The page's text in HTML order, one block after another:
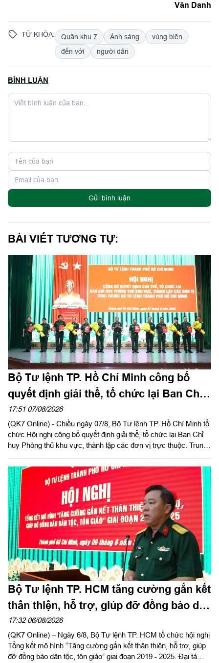
Văn Danh
TỪ KHÓA: Quân khu 7 Ánh sáng
vùng biên
đến với
người dân
BÌNH LUẬN
Gửi bình luận
BÀI VIẾT TƯƠNG TỰ:
Bộ Tư lệnh TP. Hồ Chí Minh công bố
quyết định giải thể, tổ chức lại Ban Chỉ
huy PTKV, thành lập các đơn vị trực
thuộc
17:51 07/08/2026
(QK7 Online) - Chiều ngày 07/8, Bộ Tư lệnh TP. Hồ Chí Minh tổ
chức Hội nghị công bố quyết định giải thể, tổ chức lại Ban Chỉ
huy Phòng thủ khu vực, thành lập các đơn vị trực thuộc. Trung
Ủy viên Quân ủy Trung ương, Phó Bí thư Đảng ủy, Tư lệnh
Quân khu dự, chỉ đạo hội nghị. Thiếu tướng Vũ Văn Điền, Ủy
viên Ban Thường vụ Thành ủy, Tư lệnh Bộ Tư lệnh TP. Hồ Chí
Minh chủ trì hội nghị.
Bộ Tư lệnh TP. HCM tăng cường gắn kết
thân thiện, hỗ trợ, giúp đỡ đồng bào dân
tộc, tôn giáo
17:32 06/08/2026
(QK7 Online) – Ngày 6/8, Bộ Tư lệnh TP. HCM tổ chức hội nghị
Tổng kết mô hình “Tăng cường gắn kết thân thiện, hỗ trợ, giúp
đỡ đồng bào dân tộc, tôn giáo” giai đoạn 2019 - 2025. Đại tá